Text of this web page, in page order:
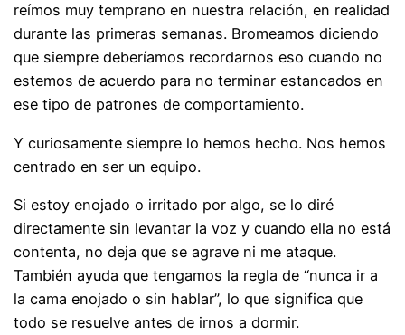
reímos muy temprano en nuestra relación, en realidad
durante las primeras semanas. Bromeamos diciendo
que siempre deberíamos recordarnos eso cuando no
estemos de acuerdo para no terminar estancados en
ese tipo de patrones de comportamiento.
Y curiosamente siempre lo hemos hecho. Nos hemos
centrado en ser un equipo.
Si estoy enojado o irritado por algo, se lo diré
directamente sin levantar la voz y cuando ella no está
contenta, no deja que se agrave ni me ataque.
También ayuda que tengamos la regla de “nunca ir a
la cama enojado o sin hablar”, lo que significa que
todo se resuelve antes de irnos a dormir.